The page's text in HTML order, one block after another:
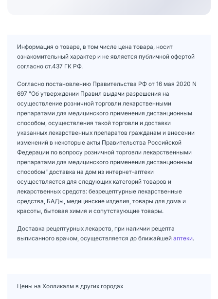
Информация о товаре, в том числе цена товара, носит
ознакомительный характер и не является публичной офертой
согласно ст.437 ГК РФ.
Согласно постановлению Правительства РФ от 16 мая 2020 N
697 "Об утверждении Правил выдачи разрешения на
осуществление розничной торговли лекарственными
препаратами для медицинского применения дистанционным
способом, осуществления такой торговли и доставки
указанных лекарственных препаратов гражданам и внесении
изменений в некоторые акты Правительства Российской
Федерации по вопросу розничной торговли лекарственными
препаратами для медицинского применения дистанционным
способом" доставка на дом из интернет-аптеки
осуществляется для следующих категорий товаров и
лекарственных средств: безрецептурные лекарственные
средства, БАДы, медицинские изделия, товары для дома и
красоты, бытовая химия и сопутствующие товары.
Доставка рецептурных лекарств, при наличии рецепта
выписанного врачом, осуществляется до ближайшей аптеки.
Цены на Холликалм в других городах